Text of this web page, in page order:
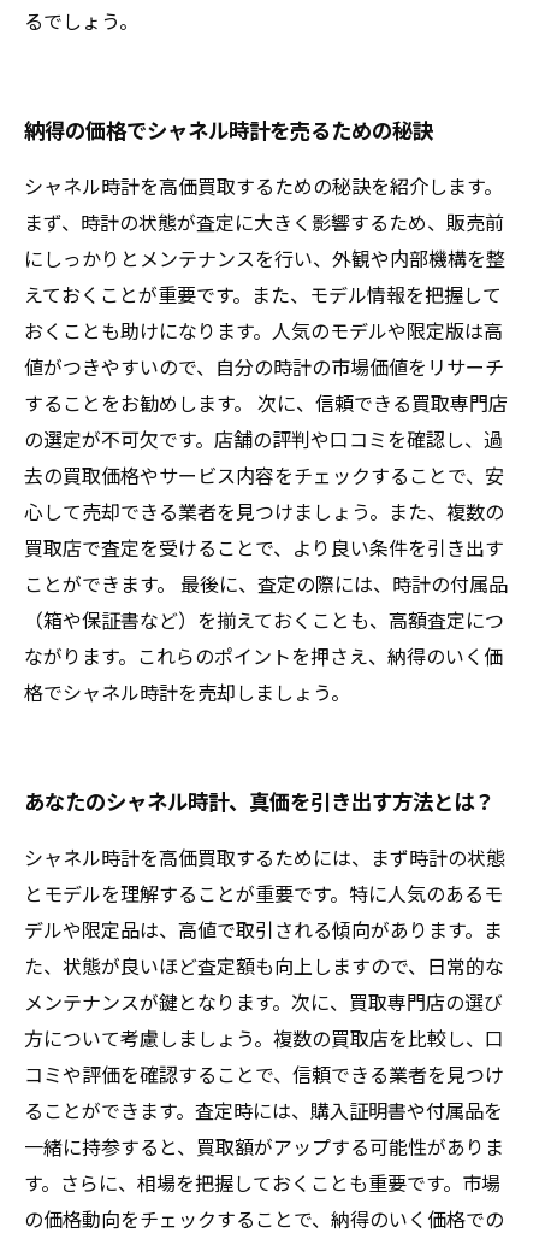
るでしょう。
納得の価格でシャネル時計を売るための秘訣
シャネル時計を高価買取するための秘訣を紹介します。
まず、時計の状態が査定に大きく影響するため、販売前
にしっかりとメンテナンスを行い、外観や内部機構を整
えておくことが重要です。また、モデル情報を把握して
おくことも助けになります。人気のモデルや限定版は高
値がつきやすいので、自分の時計の市場価値をリサーチ
することをお勧めします。 次に、信頼できる買取専門店
の選定が不可欠です。店舗の評判や口コミを確認し、過
去の買取価格やサービス内容をチェックすることで、安
心して売却できる業者を見つけましょう。また、複数の
買取店で査定を受けることで、より良い条件を引き出す
ことができます。 最後に、査定の際には、時計の付属品
（箱や保証書など）を揃えておくことも、高額査定につ
ながります。これらのポイントを押さえ、納得のいく価
格でシャネル時計を売却しましょう。
あなたのシャネル時計、真価を引き出す方法とは？
シャネル時計を高価買取するためには、まず時計の状態
とモデルを理解することが重要です。特に人気のあるモ
デルや限定品は、高値で取引される傾向があります。ま
た、状態が良いほど査定額も向上しますので、日常的な
メンテナンスが鍵となります。次に、買取専門店の選び
方について考慮しましょう。複数の買取店を比較し、口
コミや評価を確認することで、信頼できる業者を見つけ
ることができます。査定時には、購入証明書や付属品を
一緒に持参すると、買取額がアップする可能性がありま
す。さらに、相場を把握しておくことも重要です。市場
の価格動向をチェックすることで、納得のいく価格での